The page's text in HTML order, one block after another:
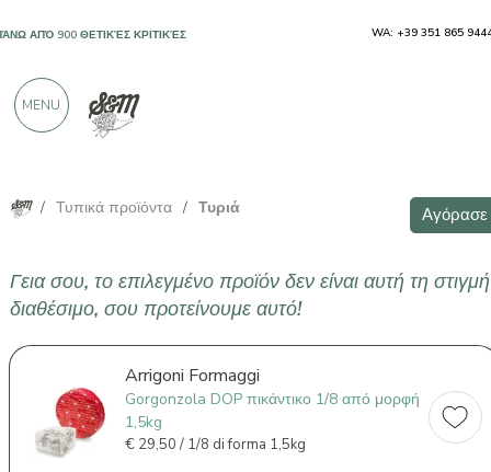
/ Τυπικά προϊόντα / Τυριά Αγόρασε
Γεια σου, το επιλεγμένο προϊόν δεν είναι αυτή τη στιγμή
διαθέσιμο, σου προτείνουμε αυτό!
Arrigoni Formaggi
Gorgonzola DOP πικάντικο 1/8 από μορφή
1,5kg
€29,50 / 1/8 di forma 1,5kg
ΑΠΌ 900 ΘΕΤΙΚΈΣ ΚΡΙΤΙΚΈΣ WA: +39 351 865
MENU